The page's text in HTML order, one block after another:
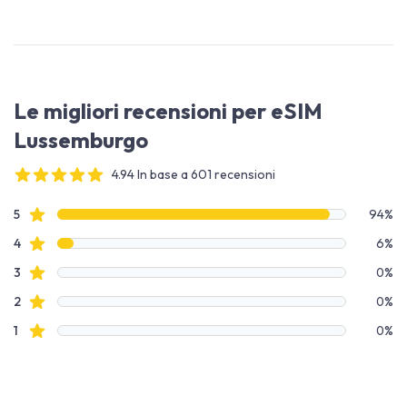
Le migliori recensioni per eSIM
Lussemburgo
4.94 In base a 601 recensioni
Dati recensione
5recensioni con stelle
94%
4recensioni con stelle
6%
3 recensioni con stelle
0%
2recensioni con stelle
0%
1 recensioni con stelle 0%